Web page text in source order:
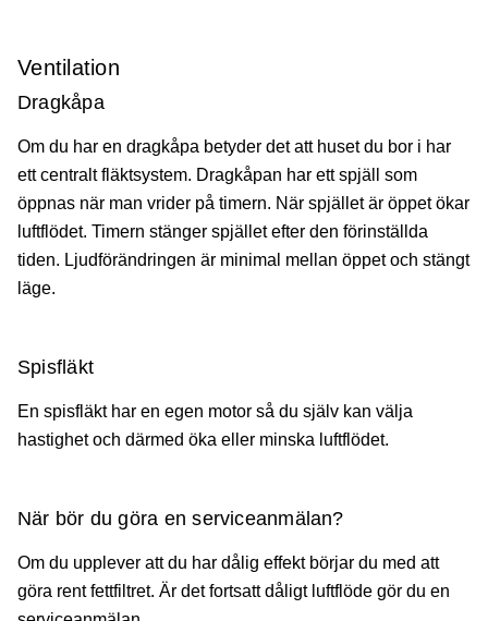
Ventilation
Dragkåpa
Om du har en dragkåpa betyder det att huset du bor i har
ett centralt fläktsystem. Dragkåpan har ett spjäll som
öppnas när man vrider på timern. När spjället är öppet ökar
luftflödet. Timern stänger spjället efter den förinställda
tiden. Ljudförändringen är minimal mellan öppet och stängt
läge.
Spisfläkt
En spisfläkt har en egen motor så du själv kan välja
hastighet och därmed öka eller minska luftflödet.
När bör du göra en serviceanmälan?
Om du upplever att du har dålig effekt börjar du med att
göra rent fettfiltret. Är det fortsatt dåligt luftflöde gör du en